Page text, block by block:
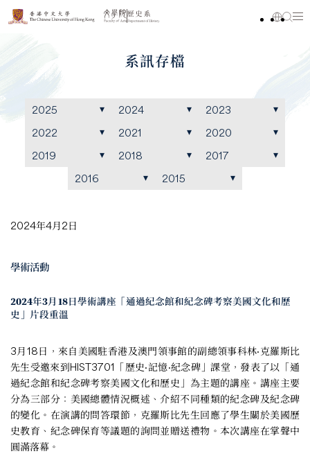
系訊存檔
2025 2024
2023
2022
2021
2020
2019
2018
2017
2016
2015
2024年4月2日
學術活動
2024年3月18日學術講座「通過紀念館和紀念碑考察美國文化和歷
史」片段重溫
3月18日，來自美國駐香港及澳門領事館的副總領事科林·克羅斯比
先生受邀來到HIST3701「歷史·記憶·紀念碑」課堂，發表了以「通
過紀念館和紀念碑考察美國文化和歷史」為主題的講座。講座主要
分為三部分：美國總體情況概述、介紹不同種類的紀念碑及紀念碑
的變化。在演講的問答環節，克羅斯比先生回應了學生關於美國歷
史教育、紀念碑保育等議題的詢問並贈送禮物。本次講座在掌聲中
圓滿落幕。